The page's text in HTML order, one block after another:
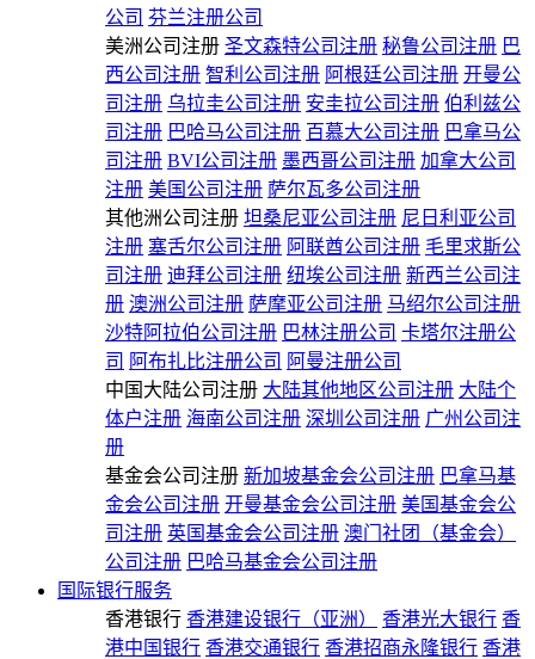
公司 芬兰注册公司
美洲公司注册 圣文森特公司注册 秘鲁公司注册 巴
西公司注册 智利公司注册 阿根廷公司注册 开曼公
司注册 乌拉圭公司注册 安圭拉公司注册 伯利兹公
司注册 巴哈马公司注册 百慕大公司注册 巴拿马公
司注册 BVI公司注册 墨西哥公司注册 加拿大公司
注册 美国公司注册 萨尔瓦多公司注册
其他洲公司注册 坦桑尼亚公司注册 尼日利亚公司
注册 塞舌尔公司注册 阿联酋公司注册 毛里求斯公
司注册 迪拜公司注册 纽埃公司注册 新西兰公司注
册 澳洲公司注册 萨摩亚公司注册 马绍尔公司注册
沙特阿拉伯公司注册 巴林注册公司 卡塔尔注册公
司 阿布扎比注册公司 阿曼注册公司
中国大陆公司注册 大陆其他地区公司注册 大陆个
体户注册 海南公司注册 深圳公司注册 广州公司注
册
基金会公司注册 新加坡基金会公司注册 巴拿马基
金会公司注册 开曼基金会公司注册 美国基金会公
司注册 英国基金会公司注册 澳门社团（基金会）
公司注册 巴哈马基金会公司注册
国际银行服务
香港银行 香港建设银行（亚洲） 香港光大银行 香
港中国银行 香港交通银行 香港招商永隆银行 香港